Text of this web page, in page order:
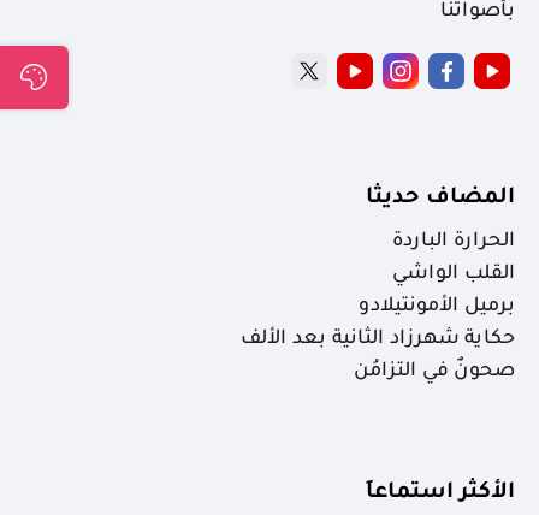
بأصواتنا
المضاف حديثا
الحرارة الباردة
القلب الواشي
برميل الأمونتيلادو
حكاية شهرزاد الثانية بعد الألف
صحونٌ في التزامُن
الأكثر استماعاَ